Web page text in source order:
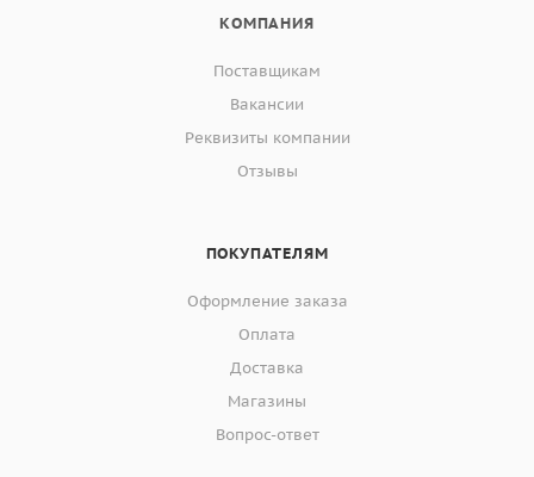
КОМПАНИЯ
Поставщикам
Вакансии
Реквизиты компании
Отзывы
ПОКУПАТЕЛЯМ
Оформление заказа
Оплата
Доставка
Магазины
Вопрос-ответ